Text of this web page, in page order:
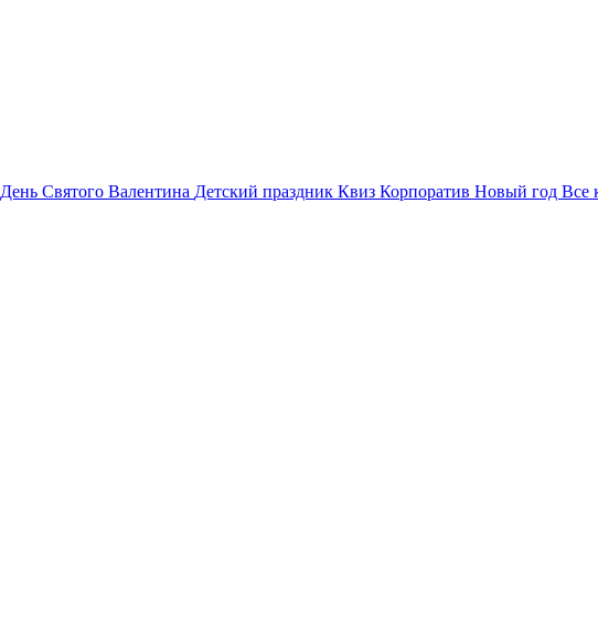
День Святого Валентина Детский праздник Квиз Корпоратив Новый год Все